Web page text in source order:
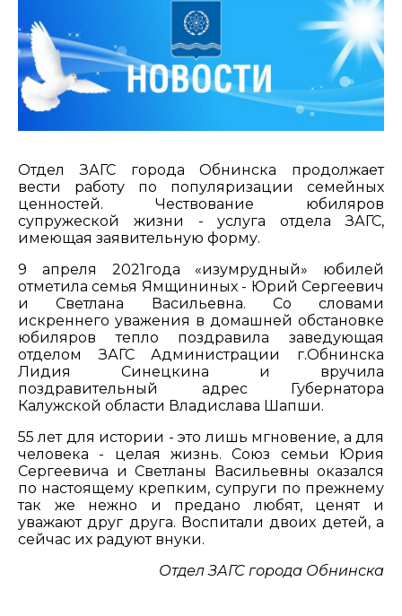
Отдел ЗАГС города Обнинска продолжает
вести работу по популяризации семейных
ценностей. Чествование юбиляров
супружеской жизни - услуга отдела ЗАГС,
имеющая заявительную форму.
9 апреля 2021года «изумрудный» юбилей
отметила семья Ямщининых - Юрий Сергеевич
и Светлана Васильевна. Со словами
искреннего уважения в домашней обстановке
юбиляров тепло поздравила заведующая
отделом ЗАГС Администрации г.Обнинска
Лидия Синецкина и вручила
поздравительный адрес Губернатора
Калужской области Владислава Шапши.
55 лет для истории - это лишь мгновение, а для
человека - целая жизнь. Союз семьи Юрия
Сергеевича и Светланы Васильевны оказался
по настоящему крепким, супруги по прежнему
так же нежно и предано любят, ценят и
уважают друг друга. Воспитали двоих детей, а
сейчас их радуют внуки.
Отдел ЗАГС города Обнинска